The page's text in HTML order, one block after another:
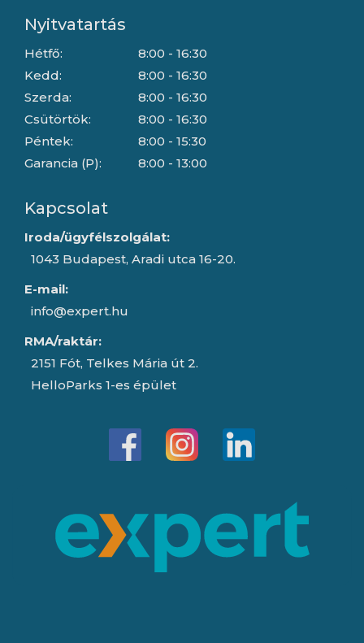
Nyitvatartás
Hétfő:
Kedd:
Szerda:
Csütörtök:
Péntek:
Garancia (P):
8:00 - 16:30
8:00 - 16:30
8:00 - 16:30
8:00 - 16:30
8:00 - 15:30
8:00 - 13:00
Kapcsolat
Iroda/ügyfélszolgálat:
1043 Budapest, Aradi utca 16-20.
E-mail:
info@expert.hu
RMA/raktár:
2151 Fót, Telkes Mária út 2.
HelloParks 1-es épület